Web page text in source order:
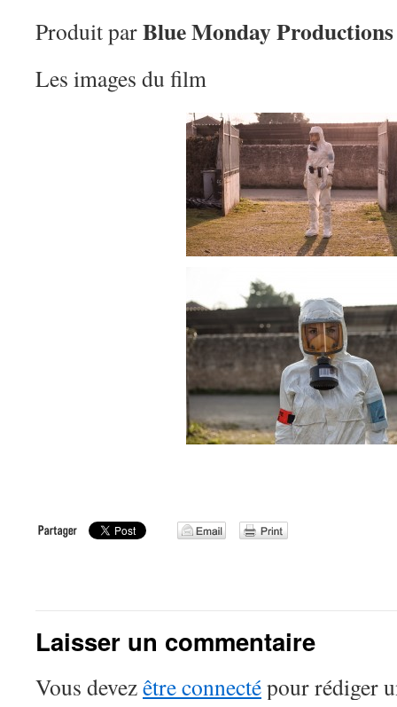
Produit parBlue Monday Productions
Les images du film
Laisser un commentaire
Vous devezêtre connectépour rédiger